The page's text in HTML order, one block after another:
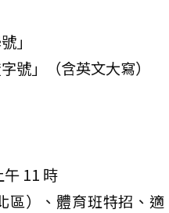
」
號」（含英文大寫）
11 時
區）、體育班特招、適